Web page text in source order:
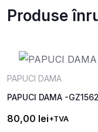
Produse
PAPUCI DAMA
PAPUCI DAMA -
80,00 lei+TVA